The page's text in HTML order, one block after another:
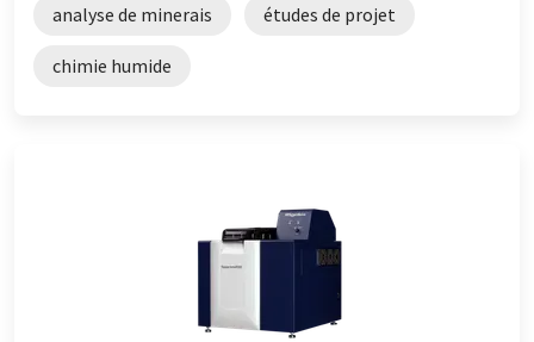
analyse de minerais études de projet
chimie humide